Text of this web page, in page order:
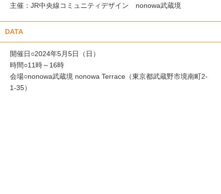
主催：JR中央線コミュニティデザイン nonowa武蔵境
DATA
開催日○2024年5月5日（日）
時間○11時～16時
会場○nonowa武蔵境 nonowa Terrace（東京都武蔵野市境南町2-
1-35）